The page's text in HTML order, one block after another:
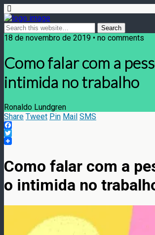
18 de novembro de 2019 • no comments
Como falar com a
intimida no trabalho
Ronaldo Lundgren
Share Tweet Pin Mail SMS
Facebook
Twitter
Como falar com a
o intimida no